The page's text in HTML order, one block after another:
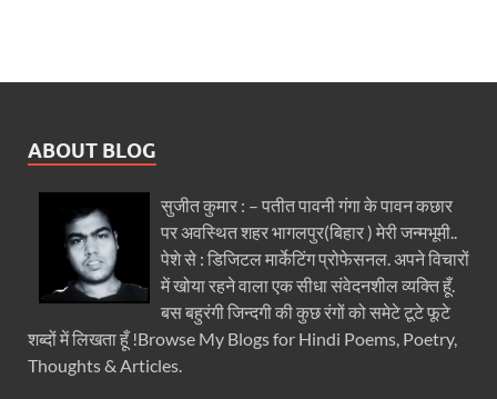
ABOUT BLOG
सुजीत कुमार : – पतीत पावनी गंगा के पावन कछार
पर अवस्थित शहर भागलपुर(बिहार ) मेरी जन्मभूमी..
पेशे से : डिजिटल मार्केटिंग प्रोफेसनल. अपने विचारों
में खोया रहने वाला एक सीधा संवेदनशील व्यक्ति हूँ.
बस बहुरंगी जिन्दगी की कुछ रंगों को समेटे टूटे फूटे
शब्दों में लिखता हूँ !Browse My Blogs for Hindi Poems, Poetry,
Thoughts & Articles.